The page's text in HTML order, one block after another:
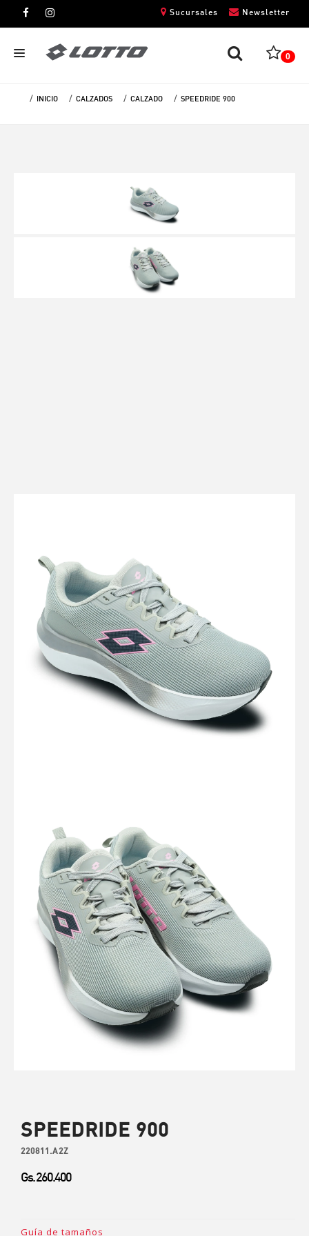
Newsletter
Sucursales
0
INICIO CALZADOS CALZADO SPEEDRIDE 900
SPEEDRIDE 900
220811.A2Z
Gs. 260.400
Guía de tamaños